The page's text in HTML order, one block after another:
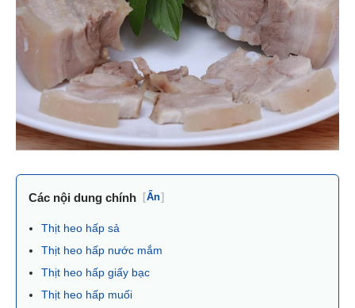
Các nội dung chính [Ẩn]
Thịt heo hấp sả
Thịt heo hấp nước mắm
Thịt heo hấp giấy bạc
Thịt heo hấp muối